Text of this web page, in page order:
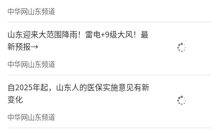
中华网山东频道
山东迎来大范围降雨！雷电+9级大风！最
新预报→
中华网山东频道
自2025年起，山东人的医保实施意见有新
变化
中华网山东频道